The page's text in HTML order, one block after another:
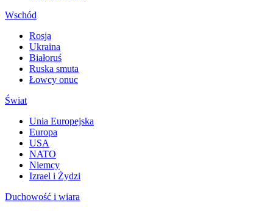
Wschód
Rosja
Ukraina
Białoruś
Ruska smuta
Łowcy onuc
Świat
Unia Europejska
Europa
USA
NATO
Niemcy
Izrael i Żydzi
Duchowość i wiara